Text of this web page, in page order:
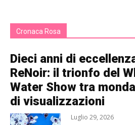
Cronaca Rosa
Dieci anni di
ReNoir: il trionfo del
Water Show tra
di visualizzazioni
Luglio 29, 2026